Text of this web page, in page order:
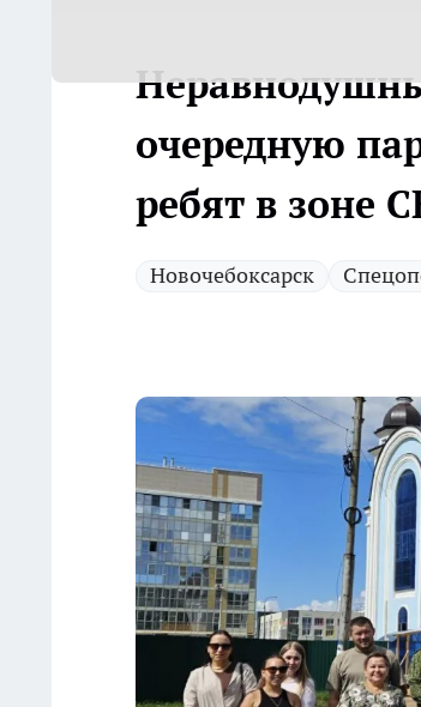
очередную
ребят в зоне
Новочебоксарск